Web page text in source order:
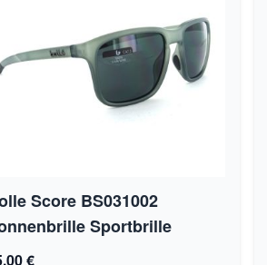
Score BS031002
Sportbrille
€